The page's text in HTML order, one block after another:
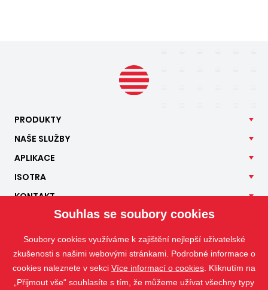
PRODUKTY
NAŠE SLUŽBY
APLIKACE
ISOTRA
KONTAKT
Souhlas se soubory cookies
Soubory cookies využíváme k zajištění nejlepší uživatelské
zkušenosti s našimi webovými stránkami. Podrobné informace o
cookies naleznete v sekci Více informací o cookies . Kliknutím na
„Přijmout vše“ souhlasíte s tím, že můžeme užívat všechny typy